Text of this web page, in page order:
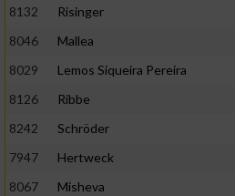
8132
Risinger
8046
Mallea
8029
Lemos Siqueira Pereira
8126
Ribbe
8242
Schröder
7947
Hertweck
8067
Misheva